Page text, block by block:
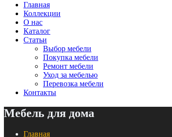
Главная
Коллекции
О нас
Каталог
Статьи
Выбор мебели
Покупка мебели
Ремонт мебели
Уход за мебелью
Перевозка мебели
Контакты
Мебель для дома
Главная